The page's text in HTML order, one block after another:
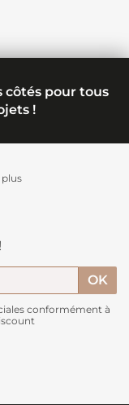
côtés pour tous
!
conformément à